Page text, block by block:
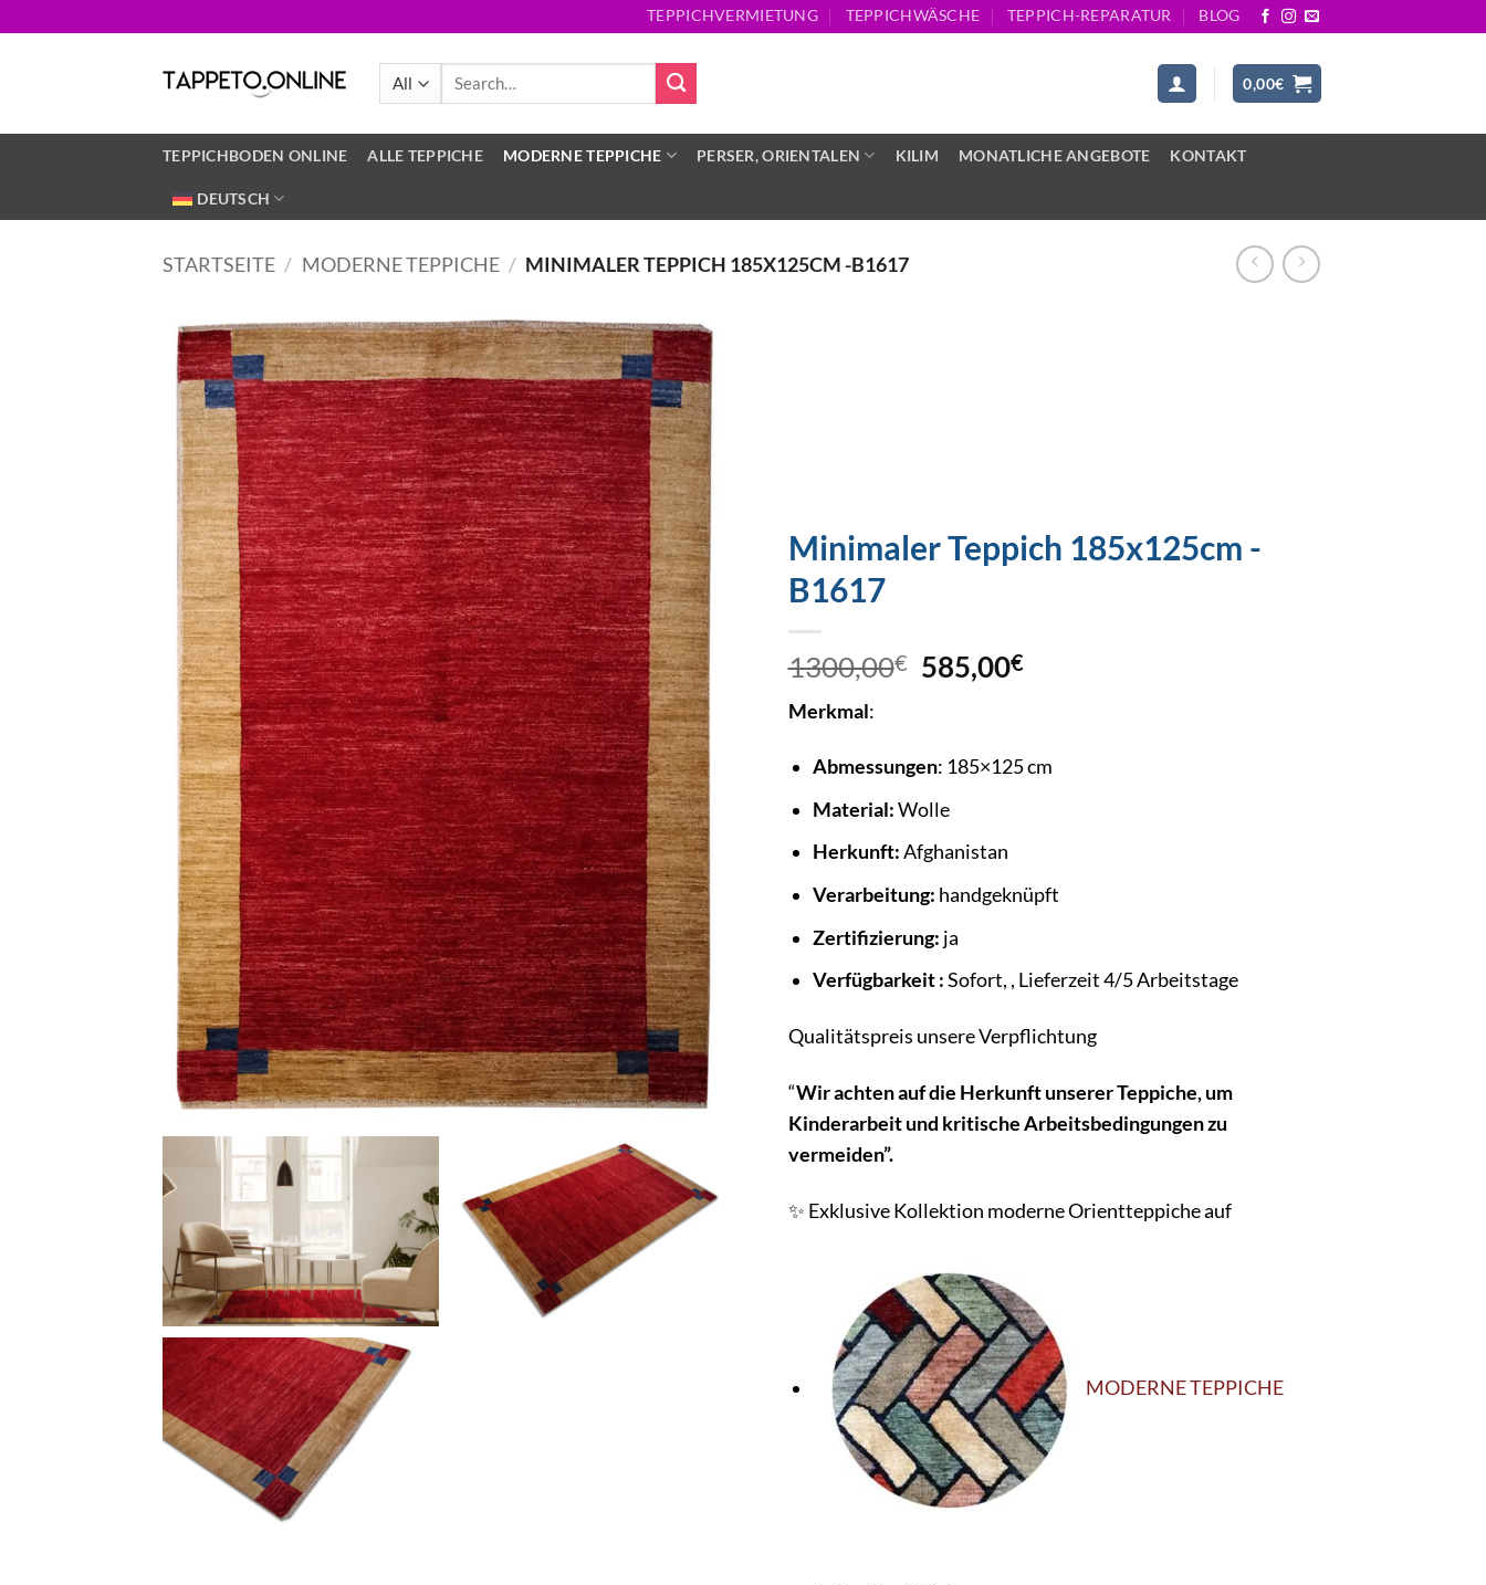
TEPPICHVERMIETUNG TEPPICHWÄSCHE TEPPICH-REPARATUR BLOG
Search
0,00€
TEPPICHBODEN ONLINE ALLE TEPPICHE MODERNE TEPPICHE PERSER, ORIENTALEN KILIM MONATLICHE ANGEBOTE KONTAKT
DEUTSCH
STARTSEITE / MODERNE TEPPICHE / MINIMALER TEPPICH 185X125CM -B1617
Minimaler Teppich 185x125cm -
B1617
1300,00€ 585,00€
Merkmal:
Abmessungen: 185×125 cm
Material:Wolle
Herkunft:Afghanistan
Verarbeitung: handgeknüpft
Zertifizierung: ja
Verfügbarkeit :Sofort, , Lieferzeit 4/5 Arbeitstage
Qualitätspreis unsere Verpflichtung
“Wir achten auf die Herkunft unserer Teppiche, um
Kinderarbeit und kritische Arbeitsbedingungen zu
vermeiden”.
✨ Exklusive Kollektion moderne Orientteppiche auf
MODERNE TEPPICHE